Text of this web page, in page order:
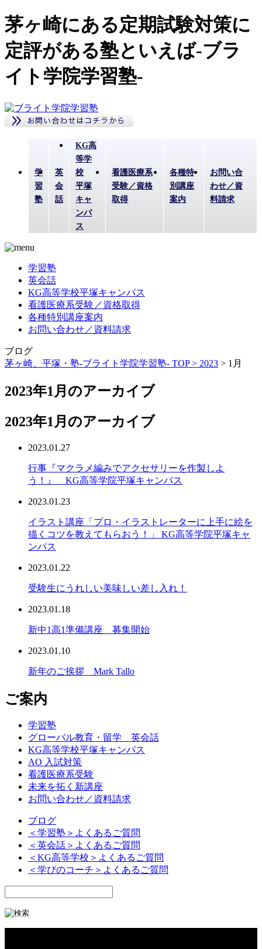
茅ヶ崎にある定期試験対策に
定評がある塾といえば-ブラ
イト学院学習塾-
学
習
塾
英
会
話
KG高
等学
校
平塚
キャ
ンパ
ス
看護医療系
受験／資格
取得
各種特
別講座
案内
お問い合
わせ／資
料請求
学習塾
英会話
KG高等学校平塚キャンパス
看護医療系受験／資格取得
各種特別講座案内
お問い合わせ／資料請求
ブログ
茅ヶ崎、平塚・塾-ブライト学院学習塾- TOP > 2023 > 1月
2023年1月のアーカイブ
2023年1月のアーカイブ
2023.01.27
行事『マクラメ編みでアクセサリーを作製しよ
う！』 KG高等学院平塚キャンパス
2023.01.23
イラスト講座「プロ・イラストレーターに上手に絵を
描くコツを教えてもらおう！」 KG高等学院平塚キャ
ンパス
2023.01.22
受験生にうれしい美味しい差し入れ！
2023.01.18
新中1高1準備講座 募集開始
2023.01.10
新年のご挨拶 Mark Tallo
ご案内
学習塾
グローバル教育・留学 英会話
KG高等学校平塚キャンパス
AO 入試対策
看護医療系受験
未来を拓く新講座
お問い合わせ／資料請求
ブログ
＜学習塾＞よくあるご質問
＜英会話＞よくあるご質問
＜KG高等学校＞よくあるご質問
＜学びのコーチ＞よくあるご質問